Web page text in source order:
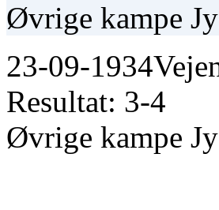
Øvrige kampe
23-09-1934
Resultat: 3-4
Øvrige kampe